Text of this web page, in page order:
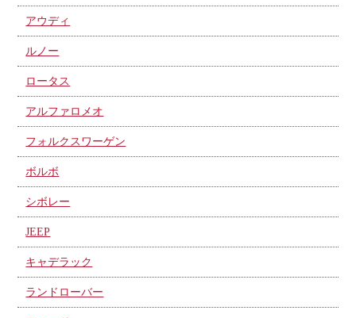
アウディ
ルノー
ロータス
アルファロメオ
フォルクスワーゲン
ボルボ
シボレー
JEEP
キャデラック
ランドローバー